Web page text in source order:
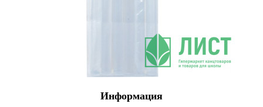
Информация